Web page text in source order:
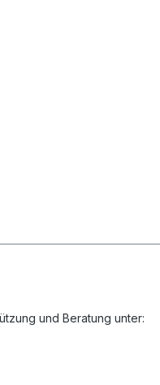
und Beratung unter: